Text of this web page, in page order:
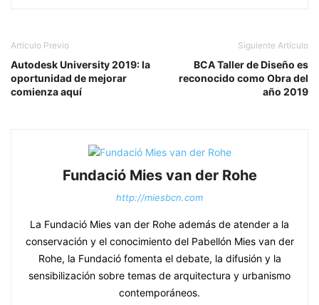
Artículo Previo
Autodesk University 2019: la
oportunidad de mejorar
comienza aquí
Siguiente Artículo
BCA Taller de Diseño es
reconocido como Obra del
año 2019
Fundació Mies van der Rohe
http://miesbcn.com
La Fundació Mies van der Rohe además de atender a la
conservación y el conocimiento del Pabellón Mies van der
Rohe, la Fundació fomenta el debate, la difusión y la
sensibilización sobre temas de arquitectura y urbanismo
contemporáneos.